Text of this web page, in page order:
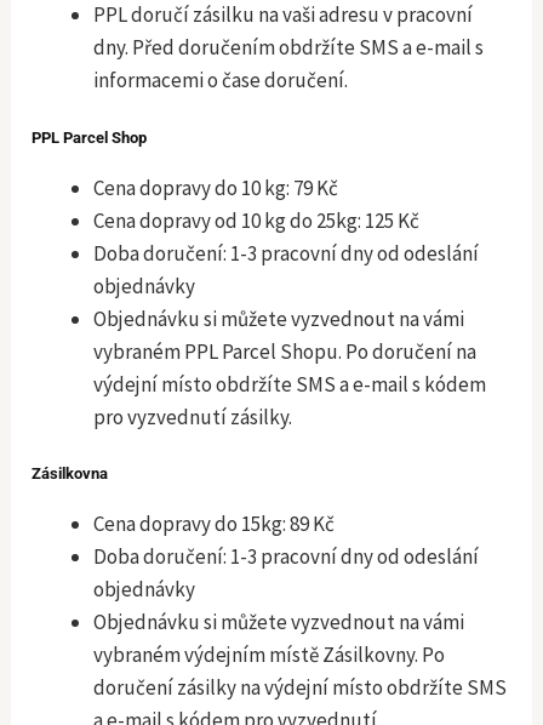
PPL doručí zásilku na vaši adresu v pracovní
dny. Před doručením obdržíte SMS a e-mail s
informacemi o čase doručení.
PPL Parcel Shop
Cena dopravy do 10 kg: 79 Kč
Cena dopravy od 10 kg do 25kg: 125 Kč
Doba doručení: 1-3 pracovní dny od odeslání
objednávky
Objednávku si můžete vyzvednout na vámi
vybraném PPL Parcel Shopu. Po doručení na
výdejní místo obdržíte SMS a e-mail s kódem
pro vyzvednutí zásilky.
Zásilkovna
Cena dopravy do 15kg: 89 Kč
Doba doručení: 1-3 pracovní dny od odeslání
objednávky
Objednávku si můžete vyzvednout na vámi
vybraném výdejním místě Zásilkovny. Po
doručení zásilky na výdejní místo obdržíte SMS